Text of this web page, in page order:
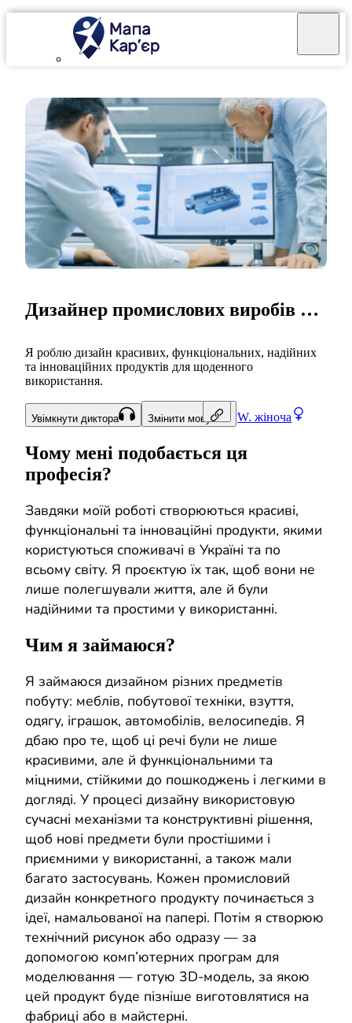
W. жіноча
Дизайнер промислових виробів та об’єктів
Я роблю дизайн красивих, функціональних, надійних
та інноваційних продуктів для щоденного
використання.
Увімкнути диктора Змінити мову
Чому мені подобається ця
професія?
Завдяки моїй роботі створюються красиві,
функціональні та інноваційні продукти, якими
користуються споживачі в Україні та по
всьому світу. Я проєктую їх так, щоб вони не
лише полегшували життя, але й були
надійними та простими у використанні.
Чим я займаюся?
Я займаюся дизайном різних предметів
побуту: меблів, побутової техніки, взуття,
одягу, іграшок, автомобілів, велосипедів. Я
дбаю про те, щоб ці речі були не лише
красивими, але й функціональними та
міцними, стійкими до пошкоджень і легкими в
догляді. У процесі дизайну використовую
сучасні механізми та конструктивні рішення,
щоб нові предмети були простішими і
приємними у використанні, а також мали
багато застосувань. Кожен промисловий
дизайн конкретного продукту починається з
ідеї, намальованої на папері. Потім я створюю
технічний рисунок або одразу — за
допомогою комп’ютерних програм для
моделювання — готую 3D-модель, за якою
цей продукт буде пізніше виготовлятися на
фабриці або в майстерні.